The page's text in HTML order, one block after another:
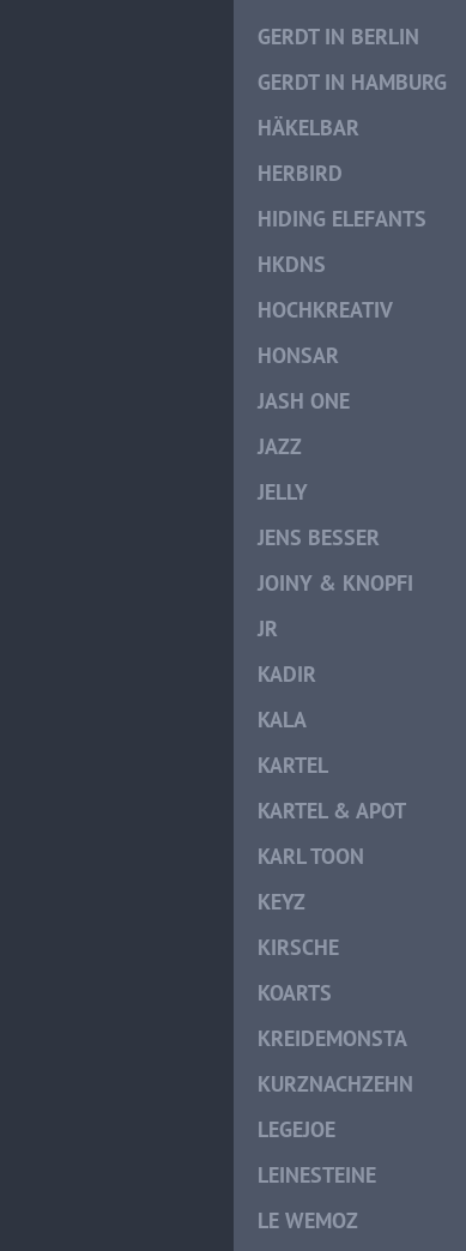
GERDT IN BERLIN
GERDT IN HAMBURG
HÄKELBAR
HERBIRD
HIDING ELEFANTS
HKDNS
HOCHKREATIV
HONSAR
JASH ONE
JAZZ
JELLY
JENS BESSER
JOINY & KNOPFI
JR
KADIR
KALA
KARTEL
KARTEL & APOT
KARL TOON
KEYZ
KIRSCHE
KOARTS
KREIDEMONSTA
KURZNACHZEHN
LEGEJOE
LEINESTEINE
LE WEMOZ